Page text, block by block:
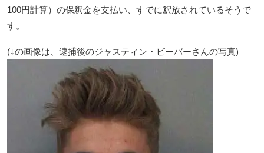
100円計算）の保釈金を支払い、すでに釈放されているそうで
す。
(↓の画像は、逮捕後のジャスティン・ビーバーさんの写真)